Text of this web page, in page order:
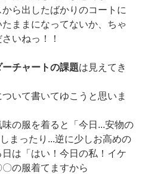
ら出したばかりのコートに
ままになってないか、ちゃ
いねっ！！
チャートの課題は見えてき
いて書いてゆこうと思いま
の服を着ると「今日...安物の
まったり...逆に少しお高めの
は「はい！今日の私！イケ
の服着てますから